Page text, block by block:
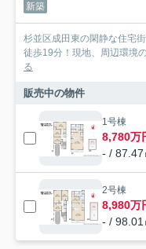
新築
杉並区成田東の閑静な住宅
徒歩19分！現地、周辺環境
る
販売中の物件
1号棟
8,780万
- / 87.47
2号棟
8,980万
- / 98.01